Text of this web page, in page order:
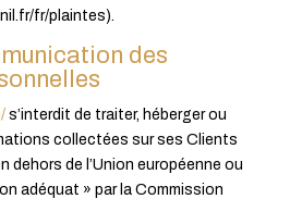
fr/plaintes).
des
s’interdit de traiter, héberger ou
collectées sur ses Clients
dehors de l’Union européenne ou
adéquat » par la Commission